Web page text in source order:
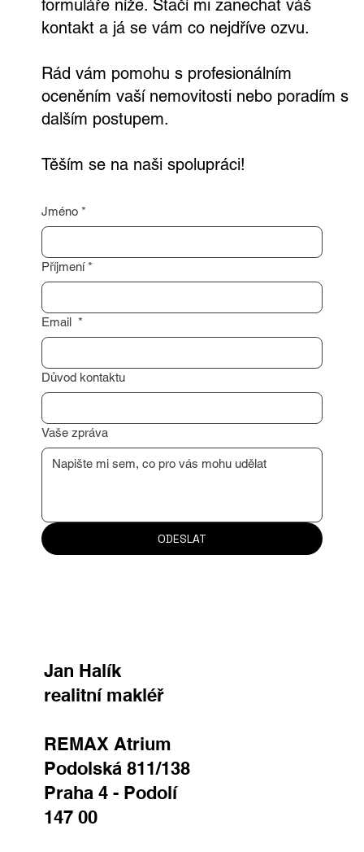
formuláře níže. Stačí mi zanechat váš
kontakt a já se vám co nejdříve ozvu.
Rád vám pomohu s profesionálním
oceněním vaší nemovitosti nebo poradím s
dalším postupem.
Těším se na naši spolupráci!
Jméno *
Příjmení *
Email *
Důvod kontaktu
Vaše zpráva
ODESLAT
Jan Halík
realitní makléř
REMAX Atrium
Podolská 811/138
Praha 4 - Podolí
147 00